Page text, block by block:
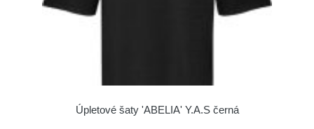
Úpletové šaty 'ABELIA' Y.A.S černá